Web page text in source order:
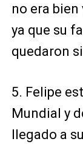
no era
ya que su
quedaron
5. Felipe
Mundial y
llegado a